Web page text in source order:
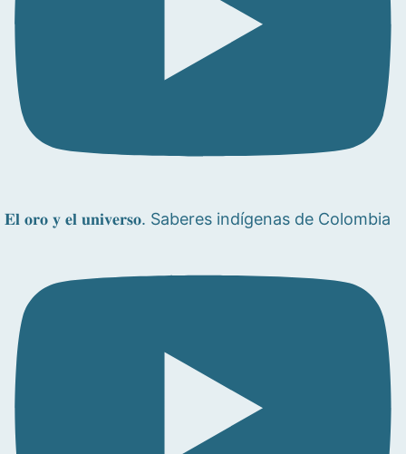
𝐄𝐥 𝐨𝐫𝐨 𝐲 𝐞𝐥 𝐮𝐧𝐢𝐯𝐞𝐫𝐬𝐨. Saberes indígenas de Colombia